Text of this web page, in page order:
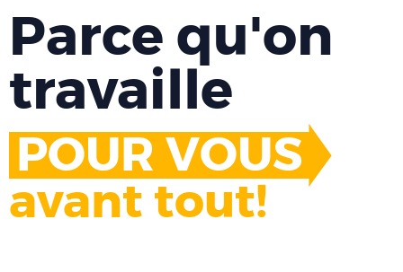
Parce qu'on
travaille
POUR VOUS
avant tout!